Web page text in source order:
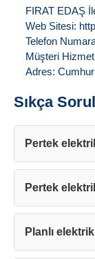
FIRAT EDAŞ
Web Sitesi:
Telefon
Müşteri
Adres:
Sıkça
Pertek
Pertek
Planlı